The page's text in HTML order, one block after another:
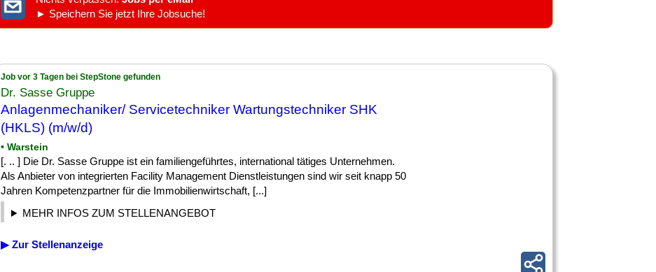
► Speichern Sie jetzt Ihre Jobsuche!
Job vor 3 Tagen bei StepStone gefunden
Dr. Sasse Gruppe
Anlagenmechaniker/ Servicetechniker Wartungstechniker SHK
(HKLS) (m/w/d)
• Warstein
[. .. ] Die Dr. Sasse Gruppe ist ein familiengeführtes, international tätiges Unternehmen.
Als Anbieter von integrierten Facility Management Dienstleistungen sind wir seit knapp 50
Jahren Kompetenzpartner für die Immobilienwirtschaft, [...]
MEHR INFOS ZUM STELLENANGEBOT
▶ Zur Stellenanzeige